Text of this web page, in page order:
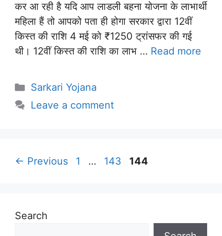
कर आ रही है यदि आप लाडली बहना योजना के लाभार्थी
महिला हैं तो आपको पता ही होगा सरकार द्वारा 12वीं
किस्त की राशि 4 मई को ₹1250 ट्रांसफर की गई
थी। 12वीं किस्त की राशि का लाभ … Read more
Categories
Sarkari Yojana
Leave a comment
← Previous Page
1 … Page
143 Page
144
Search